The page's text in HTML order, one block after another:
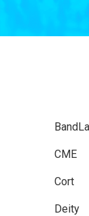
CME
Cort
Deity